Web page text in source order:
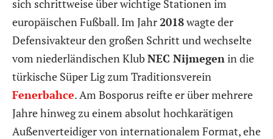
sich schrittweise über wichtige Stationen im
europäischen Fußball. Im Jahr2018wagte der
Defensivakteur den großen Schritt und wechselte
vom niederländischen Klub NEC Nijmegenin die
türkische Süper Lig zum Traditionsverein
Fenerbahce. Am Bosporus reifte er über mehrere
Jahre hinweg zu einem absolut hochkarätigen
Außenverteidiger von internationalem Format, ehe